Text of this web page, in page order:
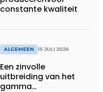
constante kwaliteit
ALGEMEEN 15 JULI 2026
Een zinvolle
uitbreiding van het
gamma